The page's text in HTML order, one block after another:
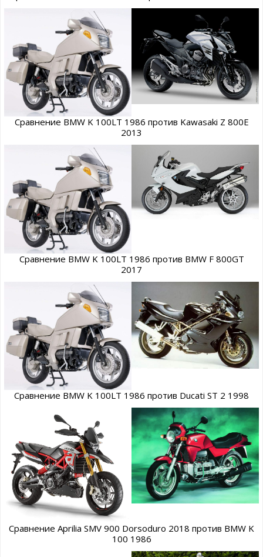
Сравнение BMW K 100LT 1986 против Kawasaki Z 800E
2013
Сравнение BMW K 100LT 1986 против BMW F 800GT
2017
Сравнение BMW K 100LT 1986 против Ducati ST 2 1998
Сравнение Aprilia SMV 900 Dorsoduro 2018 против BMW K
100 1986